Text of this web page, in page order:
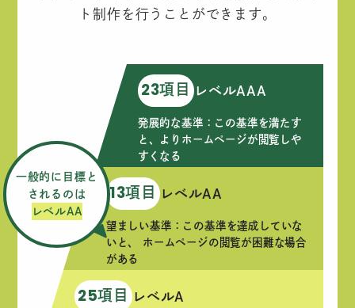
ト制作を行うことができます。
一般的に目標と
されるのは
レベルAA
23項目 レベルAAA
発展的な基準：この基準を満たす
と、よりホームページが閲覧しや
すくなる
13項目 レベルAA
望ましい基準：この基準を達成していな
いと、 ホームページの閲覧が困難な場合
がある
25項目 レベルA